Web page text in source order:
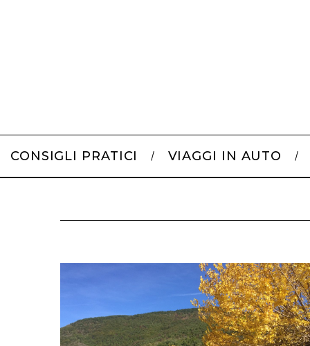
CONSIGLI PRATICI VIAGGI IN AUTO